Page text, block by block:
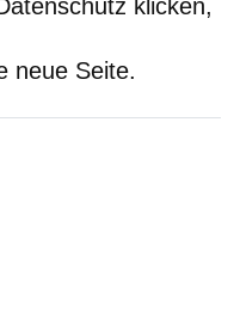
klicken,
neue Seite.